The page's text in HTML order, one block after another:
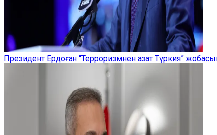
Президент Ердоған “Терроризмнен азат Түркия”